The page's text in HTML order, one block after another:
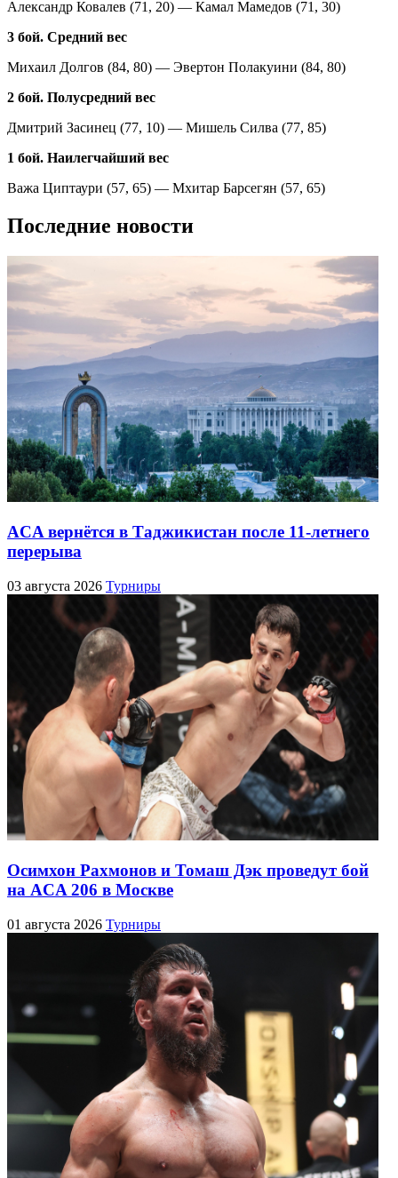
Александр Ковалев (71, 20) — Камал Мамедов (71, 30)
3 бой. Средний вес
Михаил Долгов (84, 80) — Эвертон Полакуини (84, 80)
2 бой. Полусредний вес
Дмитрий Засинец (77, 10) — Мишель Силва (77, 85)
1 бой. Наилегчайший вес
Важа Циптаури (57, 65) — Мхитар Барсегян (57, 65)
Последние новости
ACA вернётся в Таджикистан после 11-летнего
перерыва
03 августа 2026 Турниры
Осимхон Рахмонов и Томаш Дэк проведут бой
на ACA 206 в Москве
01 августа 2026 Турниры